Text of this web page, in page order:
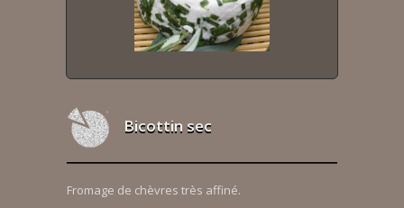
Bicottin sec
Fromage de chèvres très affiné.